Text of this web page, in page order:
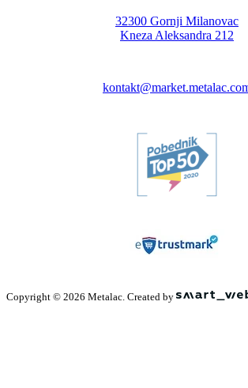
32300 Gornji Milanovac
Kneza Aleksandra 212
Copyright © 2026 Metalac. Created by